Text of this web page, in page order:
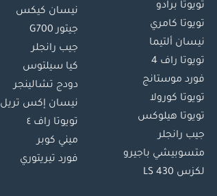
تويوتا برادو
تويوتا كامري
نيسان ألتيما
تويوتا راف 4
فورد موستانج
تويوتا كورولا
تويوتا هيلوكس
جيب رانجلر
متسوبيشي باجيرو
لكزس LS 430
نيسان كيكس
جيتور G700
جيب رانجلر
كيا سيلتوس
دودج تشالينجر
نيسان إكس تريل
تويوتا راف ٤
ميني كوبر
فورد تيريتوري